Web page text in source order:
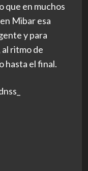
que en muchos
Mibar esa
y para
ritmo de
hasta el final.